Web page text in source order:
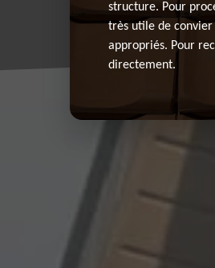
structure. Pour
très utile de
appropriés. Pour
directement.